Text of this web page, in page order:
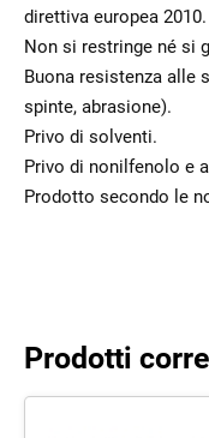
direttiva europea 2010.
Non si restringe né si
Buona resistenza alle
spinte, abrasione).
Privo di solventi.
Privo di nonilfenolo e
Prodotto secondo le
Prodotti